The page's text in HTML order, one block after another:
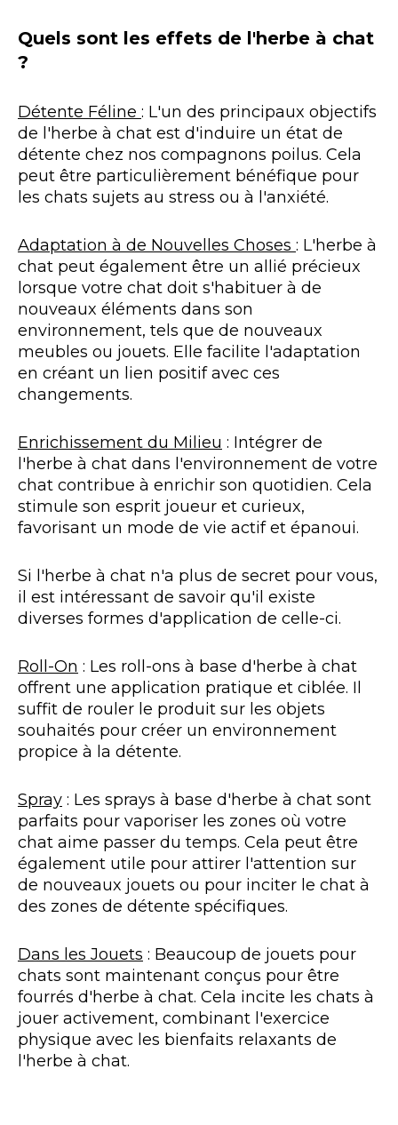
Quels sont les effets de l'herbe à chat
?
Détente Féline : L'un des principaux objectifs
de l'herbe à chat est d'induire un état de
détente chez nos compagnons poilus. Cela
peut être particulièrement bénéfique pour
les chats sujets au stress ou à l'anxiété.
Adaptation à de Nouvelles Choses : L'herbe à
chat peut également être un allié précieux
lorsque votre chat doit s'habituer à de
nouveaux éléments dans son
environnement, tels que de nouveaux
meubles ou jouets. Elle facilite l'adaptation
en créant un lien positif avec ces
changements.
Enrichissement du Milieu : Intégrer de
l'herbe à chat dans l'environnement de votre
chat contribue à enrichir son quotidien. Cela
stimule son esprit joueur et curieux,
favorisant un mode de vie actif et épanoui.
Si l'herbe à chat n'a plus de secret pour vous,
il est intéressant de savoir qu'il existe
diverses formes d'application de celle-ci.
Roll-On : Les roll-ons à base d'herbe à chat
offrent une application pratique et ciblée. Il
suffit de rouler le produit sur les objets
souhaités pour créer un environnement
propice à la détente.
Spray : Les sprays à base d'herbe à chat sont
parfaits pour vaporiser les zones où votre
chat aime passer du temps. Cela peut être
également utile pour attirer l'attention sur
de nouveaux jouets ou pour inciter le chat à
des zones de détente spécifiques.
Dans les Jouets : Beaucoup de jouets pour
chats sont maintenant conçus pour être
fourrés d'herbe à chat. Cela incite les chats à
jouer activement, combinant l'exercice
physique avec les bienfaits relaxants de
l'herbe à chat.